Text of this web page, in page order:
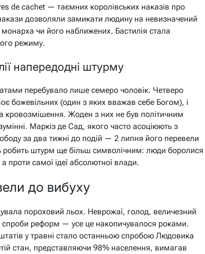
de cachet — таємних королівських наказів про
дозволяли замикати людину на невизначений
чи його наближених. Бастилія стала
режиму.
напередодні штурму
перебувало лише семеро чоловік. Четверо
божевільних (один з яких вважав себе Богом), і
кровозмішення. Жоден з них не був політичним
Маркіз де Сад, якого часто асоціюють з
за два тижні до подій — 2 липня його перевели
штурм ще більш символічним: люди боролися
проти самої ідеї абсолютної влади.
до вибуху
пороховий льох. Неврожаї, голод, величезний
спроби реформ — усе це накопичувалося роками.
у травні стало останньою спробою Людовика
стан, представляючи 98% населення, вимагав